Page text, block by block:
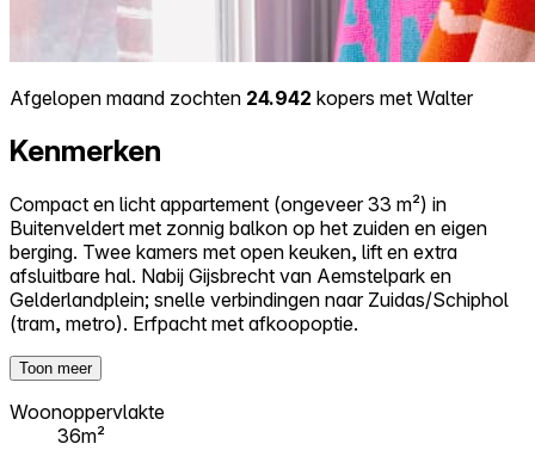
Afgelopen maand zochten 24.942 kopers met Walter
Kenmerken
Compact en licht appartement (ongeveer 33 m²) in
Buitenveldert met zonnig balkon op het zuiden en eigen
berging. Twee kamers met open keuken, lift en extra
afsluitbare hal. Nabij Gijsbrecht van Aemstelpark en
Gelderlandplein; snelle verbindingen naar Zuidas/Schiphol
(tram, metro). Erfpacht met afkoopoptie.
Toon meer
Woonoppervlakte
36m²